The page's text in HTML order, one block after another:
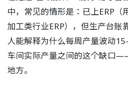
中，常见的情形是：已上ERP（
加工类行业ERP），但生产台账
人能解释为什么每周产量波动
车间实际产量之间的这个缺口
地方。